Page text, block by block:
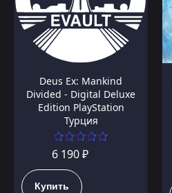
Deus Ex: Mankind
Divided - Digital Deluxe
Edition PlayStation
Турция
6 190 ₽
Купить